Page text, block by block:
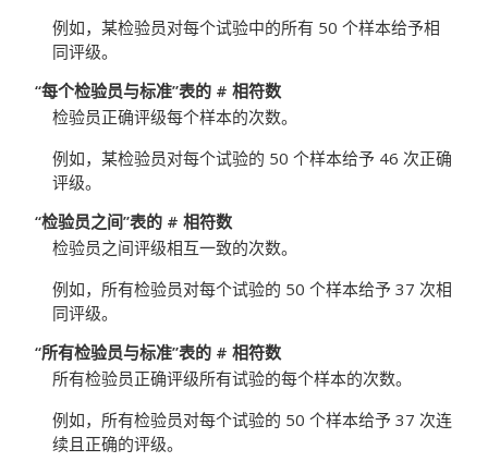
例如，某检验员对每个试验中的所有 50 个样本给予相
同评级。
“每个检验员与标准”表的 # 相符数
检验员正确评级每个样本的次数。
例如，某检验员对每个试验的 50 个样本给予 46 次正确
评级。
“检验员之间”表的 # 相符数
检验员之间评级相互一致的次数。
例如，所有检验员对每个试验的 50 个样本给予 37 次相
同评级。
“所有检验员与标准”表的 # 相符数
所有检验员正确评级所有试验的每个样本的次数。
例如，所有检验员对每个试验的 50 个样本给予 37 次连
续且正确的评级。